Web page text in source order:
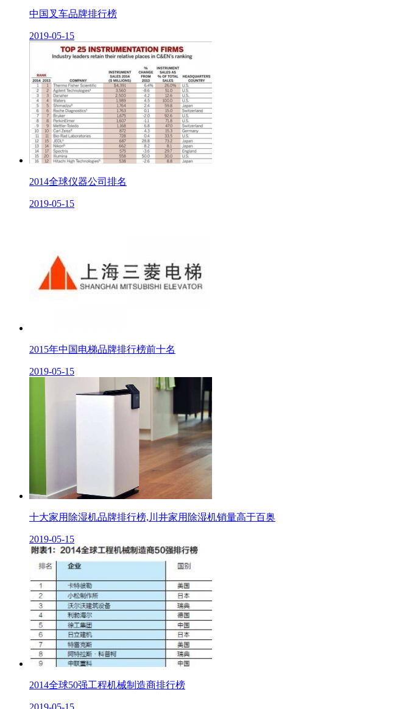
中国叉车品牌排行榜
2019-05-15
2014全球仪器公司排名
2019-05-15
2015年中国电梯品牌排行榜前十名
2019-05-15
十大家用除湿机品牌排行榜,川井家用除湿机销量高于百奥
2019-05-15
2014全球50强工程机械制造商排行榜
2019-05-15